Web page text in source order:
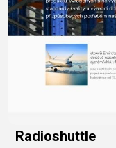
Radioshuttle